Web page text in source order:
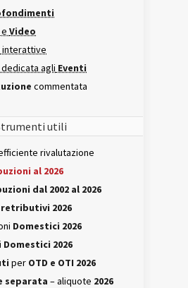
e Video
interattive
dedicata agli Eventi
commentata
utili
rivalutazione
al 2026
dal 2002 al 2026
2026
Domestici 2026
Domestici 2026
per OTD e OTI 2026
separata – aliquote 2026